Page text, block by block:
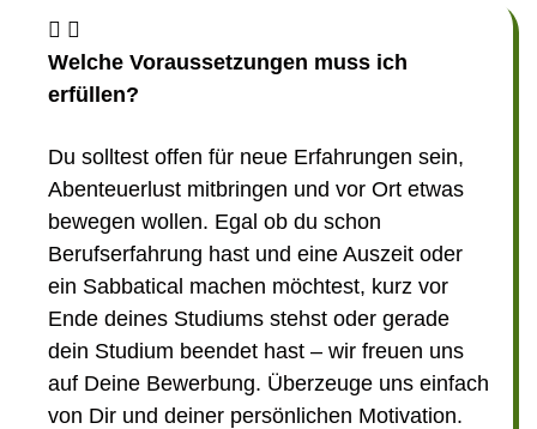
Welche Voraussetzungen muss ich
erfüllen?
Du solltest offen für neue Erfahrungen sein,
Abenteuerlust mitbringen und vor Ort etwas
bewegen wollen. Egal ob du schon
Berufserfahrung hast und eine Auszeit oder
ein Sabbatical machen möchtest, kurz vor
Ende deines Studiums stehst oder gerade
dein Studium beendet hast – wir freuen uns
auf Deine Bewerbung. Überzeuge uns einfach
von Dir und deiner persönlichen Motivation.